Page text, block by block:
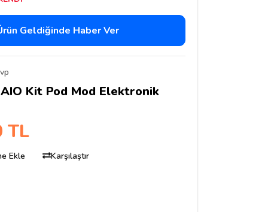
Geldiğinde Haber Ver
Kit Pod Mod Elektronik
TL
Ekle Karşılaştır